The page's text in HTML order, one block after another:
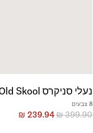
נעלי סניקרס Old Skool
8 צבעים
₪399.90
₪ 239.94